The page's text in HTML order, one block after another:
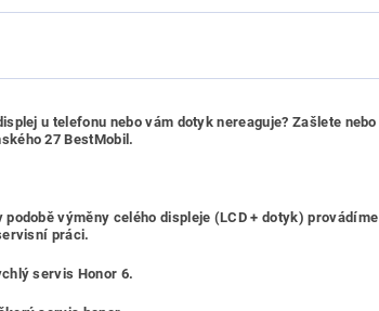
u telefonu nebo vám dotyk nereaguje? Zašlete
27 BestMobil.
podobě výměny celého displeje (LCD + dotyk)
práci.
servis Honor 6.